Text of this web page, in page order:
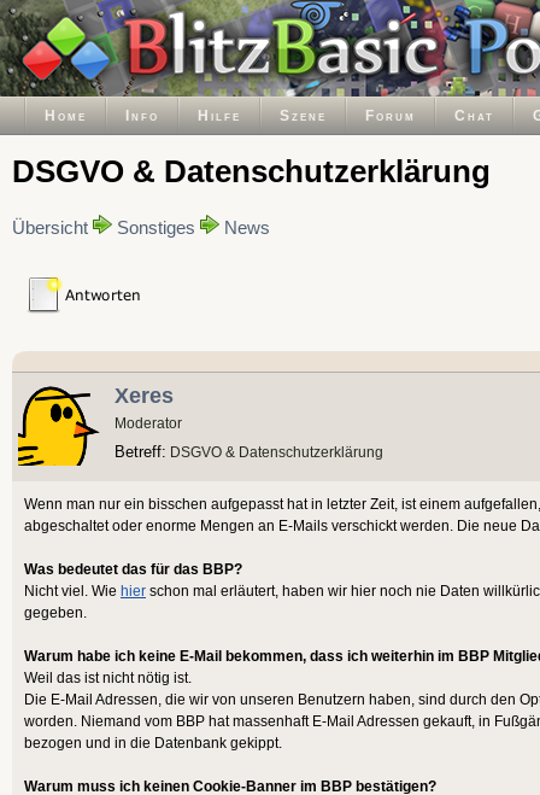
Home Info Hilfe Szene Forum Chat
DSGVO & Datenschutzerklärung
Übersicht Sonstiges News
Xeres
Moderator
Betreff: DSGVO & Datenschutzerklärung
Wenn man nur ein bisschen aufgepasst hat in letzter Zeit, ist einem
abgeschaltet oder enorme Mengen an E-Mails verschickt werden. Die neue
Was bedeutet das für das BBP?
Nicht viel. Wie hier schon mal erläutert, haben wir hier noch nie Daten
gegeben.
Warum habe ich keine E-Mail bekommen, dass ich weiterhin im BBP
Weil das ist nicht nötig ist.
Die E-Mail Adressen, die wir von unseren Benutzern haben, sind durch den
worden. Niemand vom BBP hat massenhaft E-Mail Adressen gekauft, in
bezogen und in die Datenbank gekippt.
Warum muss ich keinen Cookie-Banner im BBP bestätigen?